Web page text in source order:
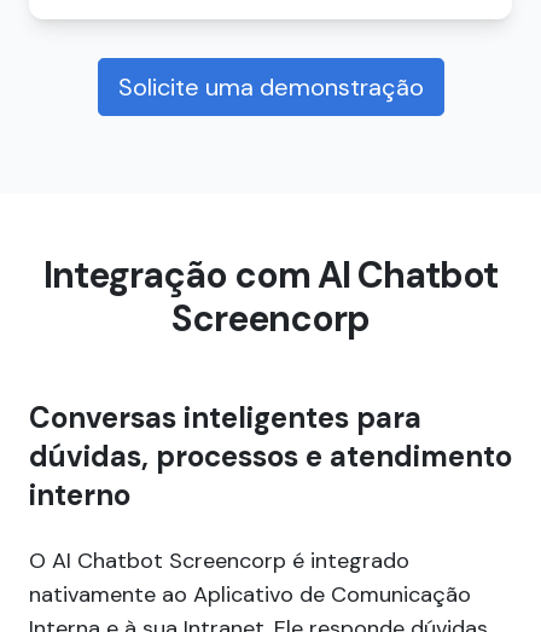
Solicite uma demonstração
Integração com AI Chatbot
Screencorp
Conversas inteligentes para
dúvidas, processos e atendimento
interno
O AI Chatbot Screencorp é integrado
nativamente ao Aplicativo de Comunicação